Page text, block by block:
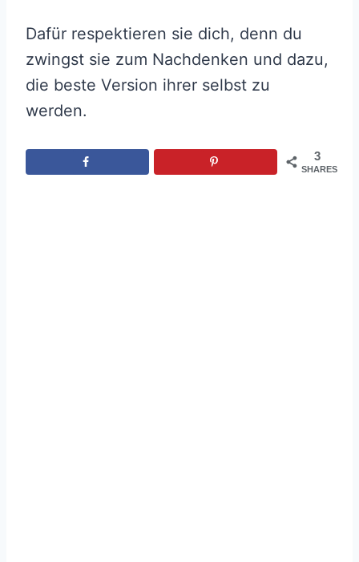
Dafür respektieren sie dich, denn du
zwingst sie zum Nachdenken und dazu,
die beste Version ihrer selbst zu
werden.
3
SHARES